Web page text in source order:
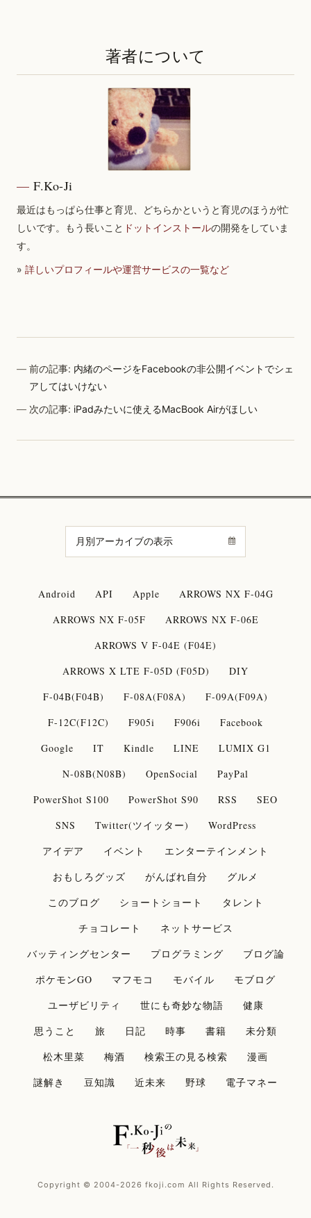
著者について
F.Ko-Ji
最近はもっぱら仕事と育児、どちらかというと育児のほうが忙
しいです。もう長いこと ドットインストールの開発をしていま
す。
» 詳しいプロフィールや運営サービスの一覧など
前の記事: 内緒のページをFacebookの非公開イベントでシェ
アしてはいけない
次の記事: iPadみたいに使えるMacBook Airがほしい
Android API Apple
ARROWS NX F-04G
ARROWS NX F-05F
ARROWS NX F-06E
ARROWS V F-04E (F04E)
ARROWS X LTE F-05D (F05D)
DIY
F-04B(F04B)
F-08A(F08A)
F-09A(F09A)
F-12C(F12C)
F905i F906i
Facebook
Google
IT Kindle LINE
LUMIX G1
N-08B(N08B)
OpenSocial
PayPal
PowerShot S100
PowerShot S90 RSS
SEO
SNS
Twitter(ツイッター)
WordPress
アイデア
イベント
エンターテインメント
おもしろグッズ
がんばれ自分
グルメ
このブログ
ショートショート
タレント
チョコレート
ネットサービス
バッティングセンター
プログラミング
ブログ論
ポケモンGO
マフモコ モバイル
モブログ
ユーザビリティ
世にも奇妙な物語
健康
思うこと
旅 日記 時事 書籍
未分類
松木里菜
梅酒 検索王の見る検索
漫画
謎解き
豆知識 近未来 野球 電子マネー
Copyright © 2004-2026 fkoji.com All Rights Reserved.